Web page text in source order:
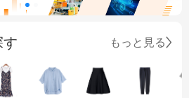
もっと見る